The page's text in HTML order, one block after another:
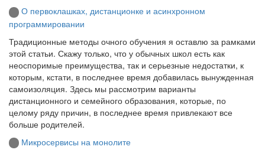
О первоклашках, дистанционке и асинхронном
программировании
Традиционные методы очного обучения я оставлю за рамками
этой статьи. Скажу только, что у обычных школ есть как
неоспоримые преимущества, так и серьезные недостатки, к
которым, кстати, в последнее время добавилась вынужденная
самоизоляция. Здесь мы рассмотрим варианты
дистанционного и семейного образования, которые, по
целому ряду причин, в последнее время привлекают все
больше родителей.
Микросервисы на монолите